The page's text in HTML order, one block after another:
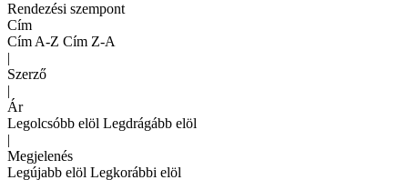
Rendezési szempont
Cím
Cím A-Z Cím Z-A
|
Szerző
|
Ár
Legolcsóbb elöl Legdrágább elöl
|
Megjelenés
Legújabb elöl Legkorábbi elöl